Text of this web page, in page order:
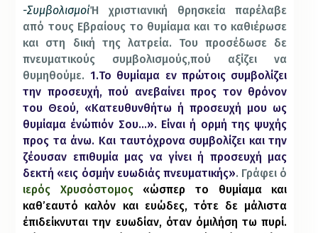
-ΣυμβολισμοίΉ χριστιανική θρησκεία παρέλαβε
από τους Εβραίους το θυμίαμα και το καθιέρωσε
και στη δική της λατρεία. Του προσέδωσε δε
πνευματικούς συμβολισμούς,πού αξίζει να
θυμηθούμε. 1.Το θυμίαμα εν πρώτοις συμβολίζει
την προσευχή, πού ανεβαίνει προς τον θρόνον
του Θεού, «Κατευθυνθήτω ή προσευχή μου ως
θυμίαμα ένώπιόν Σου…». Είναι ή ορμή της ψυχής
προς τα άνω. Και ταυτόχρονα συμβολίζει και την
ζέουσαν επιθυμία μας να γίνει ή προσευχή μας
δεκτή «εις όσμήν ευωδιάς πνευματικής». Γράφει ό
ιερός Χρυσόστομος
«ώσπερ το θυμίαμα και
καθ’εαυτό καλόν και ευώδες, τότε δε μάλιστα
έπιδείκνυται την ευωδίαν, όταν όμιλήση τω πυρί.